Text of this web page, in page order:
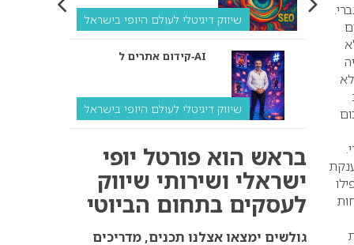
לא
מהסכום
שיווק דיגיטלי לעולם היופי בישראל
קידום אתרים ל‑AI
שיווק דיגיטלי לעולם היופי בישראל
ולמה העסק שלך צריך
שיווק דיגיטלי לעסקים
קידום ל‑AI לעומת קידום
בראש הוא פורטל יופי
ישראלי ושירותי שיווק
לעסקים בתחום הביוטי
גולשים ימצאו אצלנו תכנים, מדריכים